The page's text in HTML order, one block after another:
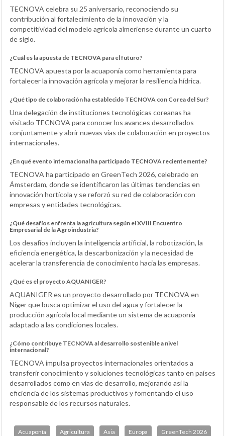
TECNOVA celebra su 25 aniversario, reconociendo su
contribución al fortalecimiento de la innovación y la
competitividad del modelo agrícola almeriense durante un cuarto
de siglo.
¿Cuál es la apuesta de TECNOVA para el futuro?
TECNOVA apuesta por la acuaponía como herramienta para
fortalecer la innovación agrícola y mejorar la resiliencia hídrica.
¿Qué tipo de colaboración ha establecido TECNOVA con Corea del Sur?
Una delegación de instituciones tecnológicas coreanas ha
visitado TECNOVA para conocer los avances desarrollados
conjuntamente y abrir nuevas vías de colaboración en proyectos
internacionales.
¿En qué evento internacional ha participado TECNOVA recientemente?
TECNOVA ha participado en GreenTech 2026, celebrado en
Ámsterdam, donde se identificaron las últimas tendencias en
innovación hortícola y se reforzó su red de colaboración con
empresas y entidades tecnológicas.
¿Qué desafíos enfrenta la agricultura según el XVIII Encuentro
Empresarial de la Agroindustria?
Los desafíos incluyen la inteligencia artificial, la robotización, la
eficiencia energética, la descarbonización y la necesidad de
acelerar la transferencia de conocimiento hacia las empresas.
¿Qué es el proyecto AQUANIGER?
AQUANIGER es un proyecto desarrollado por TECNOVA en
Níger que busca optimizar el uso del agua y fortalecer la
producción agrícola local mediante un sistema de acuaponía
adaptado a las condiciones locales.
¿Cómo contribuye TECNOVA al desarrollo sostenible a nivel
internacional?
TECNOVA impulsa proyectos internacionales orientados a
transferir conocimiento y soluciones tecnológicas tanto en países
desarrollados como en vías de desarrollo, mejorando así la
eficiencia de los sistemas productivos y fomentando el uso
responsable de los recursos naturales.
Acuaponía Agricultura Asia Europa GreenTech 2026